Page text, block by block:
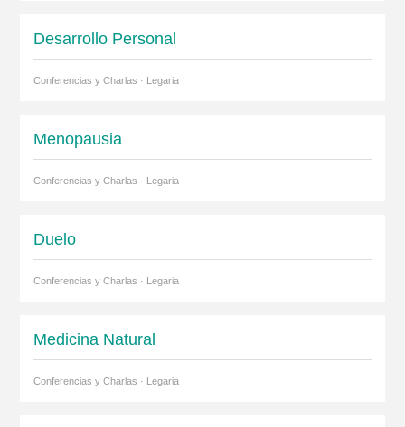
Desarrollo Personal
Conferencias y Charlas · Legaria
Menopausia
Conferencias y Charlas · Legaria
Duelo
Conferencias y Charlas · Legaria
Medicina Natural
Conferencias y Charlas · Legaria